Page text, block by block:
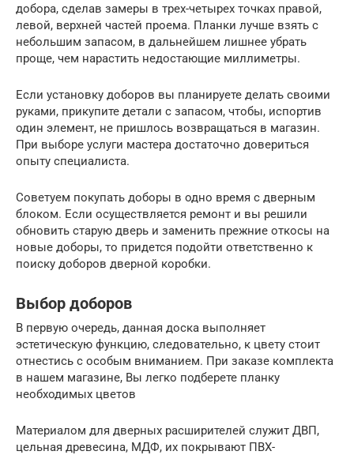
добора, сделав замеры в трех-четырех точках правой,
левой, верхней частей проема. Планки лучше взять с
небольшим запасом, в дальнейшем лишнее убрать
проще, чем нарастить недостающие миллиметры.
Если установку доборов вы планируете делать своими
руками, прикупите детали с запасом, чтобы, испортив
один элемент, не пришлось возвращаться в магазин.
При выборе услуги мастера достаточно довериться
опыту специалиста.
Советуем покупать доборы в одно время с дверным
блоком. Если осуществляется ремонт и вы решили
обновить старую дверь и заменить прежние откосы на
новые доборы, то придется подойти ответственно к
поиску доборов дверной коробки.
Выбор доборов
В первую очередь, данная доска выполняет
эстетическую функцию, следовательно, к цвету стоит
отнестись с особым вниманием. При заказе комплекта
в нашем магазине, Вы легко подберете планку
необходимых цветов
Материалом для дверных расширителей служит ДВП,
цельная древесина, МДФ, их покрывают ПВХ-